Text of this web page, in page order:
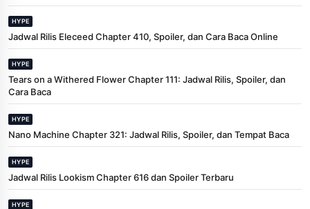
HYPE
Jadwal Rilis Eleceed Chapter 410, Spoiler, dan Cara Baca Online
HYPE
Tears on a Withered Flower Chapter 111: Jadwal Rilis, Spoiler, dan
Cara Baca
HYPE
Nano Machine Chapter 321: Jadwal Rilis, Spoiler, dan Tempat Baca
HYPE
Jadwal Rilis Lookism Chapter 616 dan Spoiler Terbaru
HYPE